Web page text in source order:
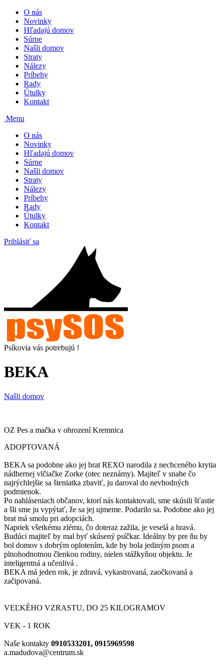
O nás
Novinky
Hľadajú domov
Súrne
Našli domov
Straty
Nálezy
Príbehy
Rady
Útulky
Kontakt
Menu
O nás
Novinky
Hľadajú domov
Súrne
Našli domov
Straty
Nálezy
Príbehy
Rady
Útulky
Kontakt
Prihlásiť sa
Psíkovia vás potrebujú !
BEKA
Našli domov
OZ Pes a mačka v ohrození Kremnica
ADOPTOVANÁ
BEKA sa podobne ako jej brat REXO narodila z nechceného krytia
nádhernej vlčiačke Zorke (otec neznámy). Majiteľ v snahe čo
najrýchlejšie sa šteniatka zbaviť, ju daroval do nevhodných
podmienok.
Po nahláseniach občanov, ktorí nás kontaktovali, sme skúsili šťastie
a šli sme ju vypýtať, že sa jej ujmeme. Podarilo sa. Podobne ako jej
brat má smolu pri adopciách.
Napriek všetkému zlému, čo doteraz zažila, je veselá a hravá.
Budúci majiteľ by mal byť skúsený psíčkar. Ideálny by pre ňu by
bol domov s dobrým oplotením, kde by bola jediným psom a
plnohodnotnou členkou rodiny, nielen stážkyňou objektu. Je
inteligentná a učenlivá .
BEKA má jeden rok, je zdravá, vykastrovaná, zaočkovaná a
začipovaná.
VEĽKÉHO VZRASTU, DO 25 KILOGRAMOV
VEK - 1 ROK
Naše kontakty 0910533201, 0915969598
a.madudova@centrum.sk